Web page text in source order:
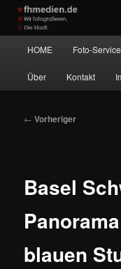
Zum
primären
Inhalt
springen
Wir fotografieren die
HOME Foto-Service
Über Kontakt
Beitragsnavigation
← Vorheriger
Basel
blauen